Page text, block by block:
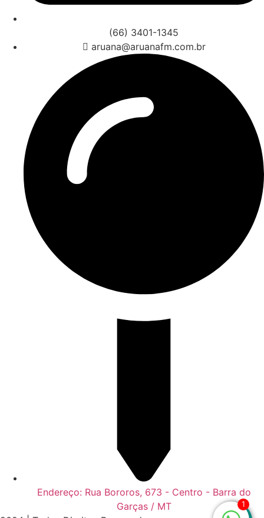
(66) 3401-1345
aruana@aruanafm.com.br
Endereço: Rua Bororos, 673 - Centro - Barra do
Garças / MT
1